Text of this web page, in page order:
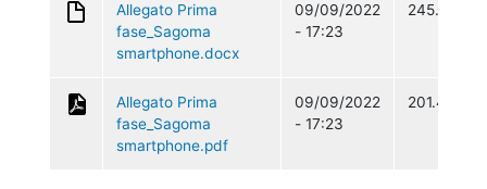
Allegato Prima
fase_Sagoma
smartphone.docx
09/09/2022
- 17:23
245.7 KB
Allegato Prima
fase_Sagoma
smartphone.pdf
09/09/2022
- 17:23
201.45 KB